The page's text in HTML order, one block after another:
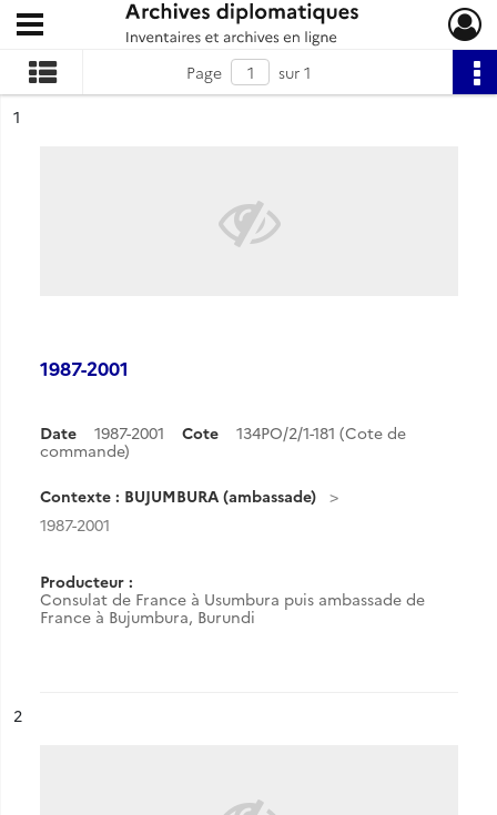
Archives diplomatiques
Ouvrir le menu déroulant
Page
sur 1
n°
1
1987-2001
Date 1987-2001 Cote
134PO/2/1-181 (Cote de
commande)
Contexte : BUJUMBURA (ambassade)
1987-2001
Producteur :
Consulat de France à Usumbura puis ambassade de
France à Bujumbura, Burundi
n°
2